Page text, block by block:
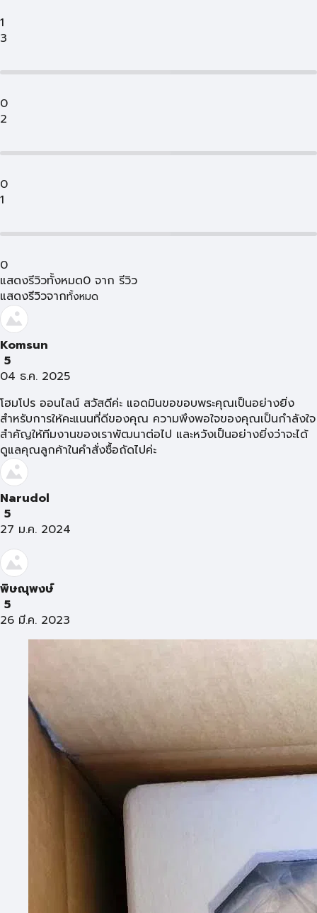
1
3
0
2
0
1
0
แสดงรีวิวทั้งหมด0 จาก รีวิว
แสดงรีวิวจากทั้งหมด
Komsun
5
04 ธ.ค. 2025
โฮมโปร ออนไลน์ สวัสดีค่ะ แอดมินขอขอบพระคุณเป็นอย่างยิ่ง
สำหรับการให้คะแนนที่ดีของคุณ ความพึงพอใจของคุณเป็นกำลังใจ
สำคัญให้ทีมงานของเราพัฒนาต่อไป และหวังเป็นอย่างยิ่งว่าจะได้
ดูแลคุณลูกค้าในคำสั่งซื้อถัดไปค่ะ
Narudol
5
27 ม.ค. 2024
พิษณุพงษ์
5
26 มี.ค. 2023